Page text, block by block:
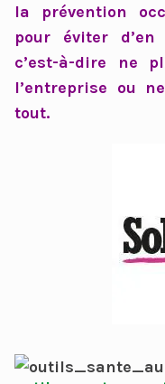
la prévention
pour éviter
c’est-à-dire ne
l’entreprise ou
tout.